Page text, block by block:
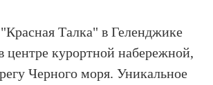
Талка" в Геленджике
центре курортной набережной,
Черного моря. Уникальное